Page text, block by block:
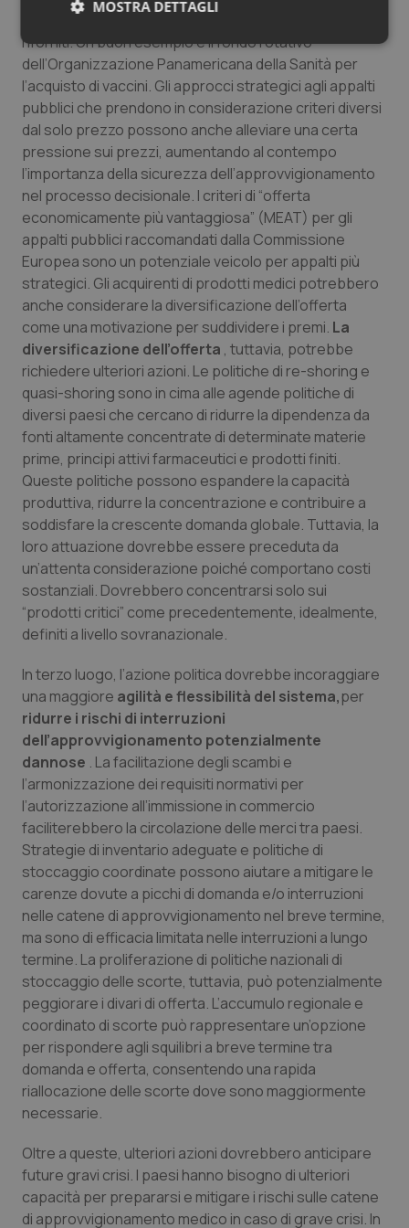
piccoli mercati che altrimenti non potrebbero essere
riforniti. Un buon esempio è il fondo rotativo
dell’Organizzazione Panamericana della Sanità per
l’acquisto di vaccini. Gli approcci strategici agli appalti
pubblici che prendono in considerazione criteri diversi
dal solo prezzo possono anche alleviare una certa
pressione sui prezzi, aumentando al contempo
l’importanza della sicurezza dell’approvvigionamento
nel processo decisionale. I criteri di “offerta
economicamente più vantaggiosa” (MEAT) per gli
appalti pubblici raccomandati dalla Commissione
Europea sono un potenziale veicolo per appalti più
strategici. Gli acquirenti di prodotti medici potrebbero
anche considerare la diversificazione dell’offerta
come una motivazione per suddividere i premi. La
diversificazione dell’offerta , tuttavia, potrebbe
richiedere ulteriori azioni. Le politiche di re-shoring e
quasi-shoring sono in cima alle agende politiche di
diversi paesi che cercano di ridurre la dipendenza da
fonti altamente concentrate di determinate materie
prime, principi attivi farmaceutici e prodotti finiti.
Queste politiche possono espandere la capacità
produttiva, ridurre la concentrazione e contribuire a
soddisfare la crescente domanda globale. Tuttavia, la
loro attuazione dovrebbe essere preceduta da
un’attenta considerazione poiché comportano costi
sostanziali. Dovrebbero concentrarsi solo sui
“prodotti critici” come precedentemente, idealmente,
definiti a livello sovranazionale.
In terzo luogo, l’azione politica dovrebbe incoraggiare
una maggiore agilità e flessibilità del sistema,per
ridurre i rischi di interruzioni
dell’approvvigionamento potenzialmente
dannose . La facilitazione degli scambi e
l’armonizzazione dei requisiti normativi per
l’autorizzazione all’immissione in commercio
faciliterebbero la circolazione delle merci tra paesi.
Strategie di inventario adeguate e politiche di
stoccaggio coordinate possono aiutare a mitigare le
carenze dovute a picchi di domanda e/o interruzioni
nelle catene di approvvigionamento nel breve termine,
ma sono di efficacia limitata nelle interruzioni a lungo
termine. La proliferazione di politiche nazionali di
stoccaggio delle scorte, tuttavia, può potenzialmente
peggiorare i divari di offerta. L’accumulo regionale e
coordinato di scorte può rappresentare un’opzione
per rispondere agli squilibri a breve termine tra
domanda e offerta, consentendo una rapida
riallocazione delle scorte dove sono maggiormente
necessarie.
Oltre a queste, ulteriori azioni dovrebbero anticipare
future gravi crisi. I paesi hanno bisogno di ulteriori
capacità per prepararsi e mitigare i rischi sulle catene
di approvvigionamento medico in caso di grave crisi. In
MOSTRA DETTAGLI
Necessari Statistici Marketing
Necessari Statistici Marketing
I cookie necessari contribuiscono a rendere fruibile il
sito web abilitandone funzionalità di base quali la
navigazione sulle pagine e l'accesso alle aree
funzionare correttamente senza questi cookie.
Dominio
VISITOR_PRIVACY_METADATA
YouTube
.youtube.com
CookieScriptConsent
CookieScript
tracking-sites-ironfish-
tracking-enable
www.quotidianosanita.it
session-id
www.quotidianosanita.it
2
_ga
Google LLC
.quotidianosanita.it